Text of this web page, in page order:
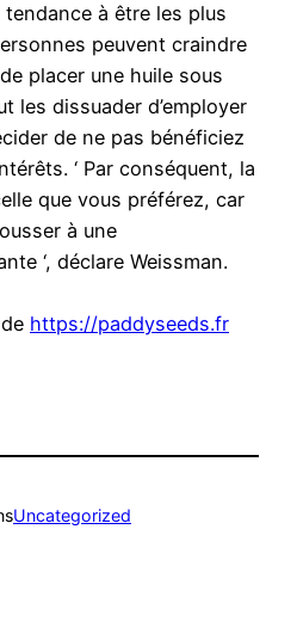
à être les plus
peuvent craindre
placer une huile sous
les dissuader d’employer
de ne pas bénéficiez
‘ Par conséquent, la
que vous préférez, car
à une
‘, déclare Weissman.
https://paddyseeds.fr
Uncategorized